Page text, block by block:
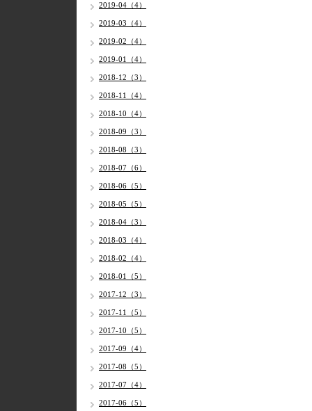
2019-04（4）
2019-03（4）
2019-02（4）
2019-01（4）
2018-12（3）
2018-11（4）
2018-10（4）
2018-09（3）
2018-08（3）
2018-07（6）
2018-06（5）
2018-05（5）
2018-04（3）
2018-03（4）
2018-02（4）
2018-01（5）
2017-12（3）
2017-11（5）
2017-10（5）
2017-09（4）
2017-08（5）
2017-07（4）
2017-06（5）